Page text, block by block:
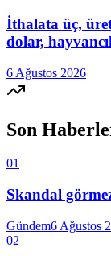
İthalata üç,
dolar,
6 Ağustos 2026
Son
01
Skandal
Gündem6 Ağustos
02